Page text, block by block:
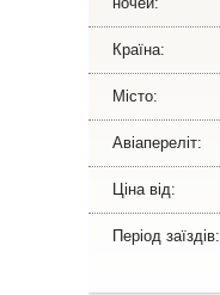
Країна:
Місто:
Авіапереліт:
Ціна від:
Період заїздів: